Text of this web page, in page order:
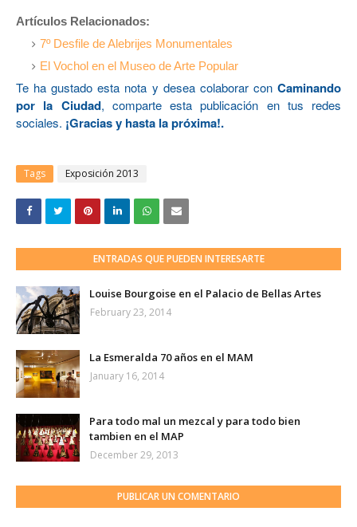
Artículos Relacionados:
7º Desfile de Alebrijes Monumentales
El Vochol en el Museo de Arte Popular
Te ha gustado esta nota y desea colaborar con Caminando
por la Ciudad, comparte esta publicación en tus redes
sociales. ¡Gracias y hasta la próxima!.
Tags Exposición 2013
ENTRADAS QUE PUEDEN INTERESARTE
Louise Bourgoise en el Palacio de Bellas Artes
February 23, 2014
La Esmeralda 70 años en el MAM
January 16, 2014
Para todo mal un mezcal y para todo bien
tambien en el MAP
December 29, 2013
PUBLICAR UN COMENTARIO